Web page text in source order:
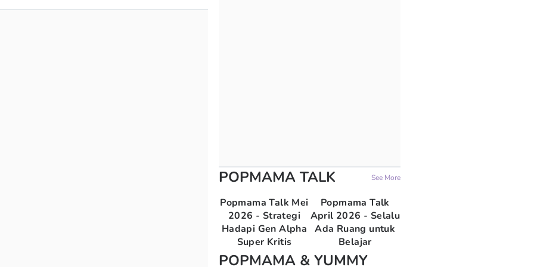
POPMAMA TALK See More
Popmama Talk Mei
2026 - Strategi
Hadapi Gen Alpha
Super Kritis
Popmama Talk
April 2026 - Selalu
Ada Ruang untuk
Belajar
POPMAMA & YUMMY